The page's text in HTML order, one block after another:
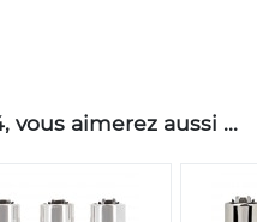
vous aimerez aussi ...